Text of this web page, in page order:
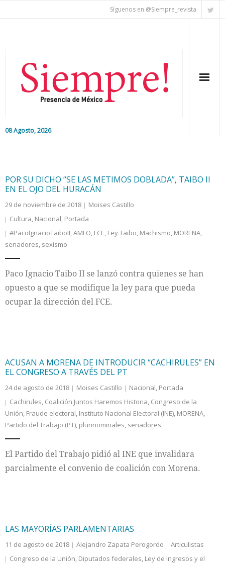
Síguenos en @Siempre_revista
08 Agosto, 2026
Nacional
Colaboradores
Internacional
Cultura
POR SU DICHO “SE LAS METIMOS DOBLADA”, TAIBO II
EN EL OJO DEL HURACÁN
29 de noviembre de 2018
Moises Castillo
Cultura, Nacional, Portada
#PacoIgnacioTaiboII,AMLO, FCE, Ley Taibo, Machismo, MORENA,
senadores, sexismo
Paco Ignacio Taibo II se lanzó contra quienes se han
opuesto a que se modifique la ley para que pueda
ocupar la dirección del FCE.
ACUSAN A MORENA DE INTRODUCIR “CACHIRULES” EN
EL CONGRESO A TRAVÉS DEL PT
24 de agosto de 2018 Moises Castillo Nacional, Portada
Cachirules, Coalición Juntos Haremos Historia, Congreso de la
Unión, Fraude electoral, Instituto Nacional Electoral (INE), MORENA,
Partido del Trabajo (PT), plurinominales, senadores
El Partido del Trabajo pidió al INE que invalidara
parcialmente el convenio de coalición con Morena.
LAS MAYORÍAS PARLAMENTARIAS
11 de agosto de 2018 Alejandro Zapata Perogordo
Articulistas
Congreso de la Unión, Diputados federales, Ley de Ingresos y el